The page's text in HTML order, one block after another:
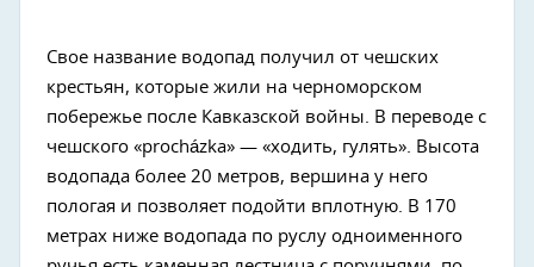
Свое название водопад получил от чешских
крестьян, которые жили на черноморском
побережье после Кавказской войны. В переводе с
чешского «procházka» — «ходить, гулять». Высота
водопада более 20 метров, вершина у него
пологая и позволяет подойти вплотную. В 170
метрах ниже водопада по руслу одноименного